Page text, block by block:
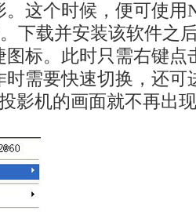
这个时候，便可使用
下载并安装该软件之
标。此时只需右键点
需要快速切换，还可
影机的画面就不再出